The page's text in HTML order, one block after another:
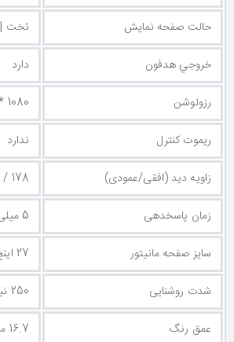
حالت صفحه نمایش
تخت | Flat
خروجي هدفون
دارد
رزولوشن
1080 * 1920پیکسل
ریموت کنترل
ندارد
زاویه دید (افقی/عمودی)
178 / 178
زمان پاسخدهی
5 میلی ثانیه
سایز صفحه مانیتور
27 اینچ
شدت روشنایی
250 نیتس
عمق رنگ
16.7 میلیون رنگ